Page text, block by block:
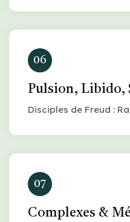
06
Pulsion, Libido,
Disciples de Freud :
07
Complexes &